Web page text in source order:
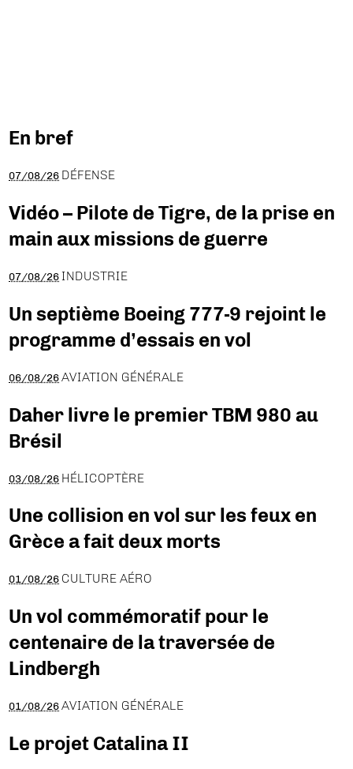
En bref
07/08/26 DÉFENSE
Vidéo – Pilote de Tigre, de la prise en
main aux missions de guerre
07/08/26 INDUSTRIE
Un septième Boeing 777-9 rejoint le
programme d’essais en vol
06/08/26 AVIATION GÉNÉRALE
Daher livre le premier TBM 980 au
Brésil
03/08/26 HÉLICOPTÈRE
Une collision en vol sur les feux en
Grèce a fait deux morts
01/08/26 CULTURE AÉRO
Un vol commémoratif pour le
centenaire de la traversée de
Lindbergh
01/08/26 AVIATION GÉNÉRALE
Le projet Catalina II